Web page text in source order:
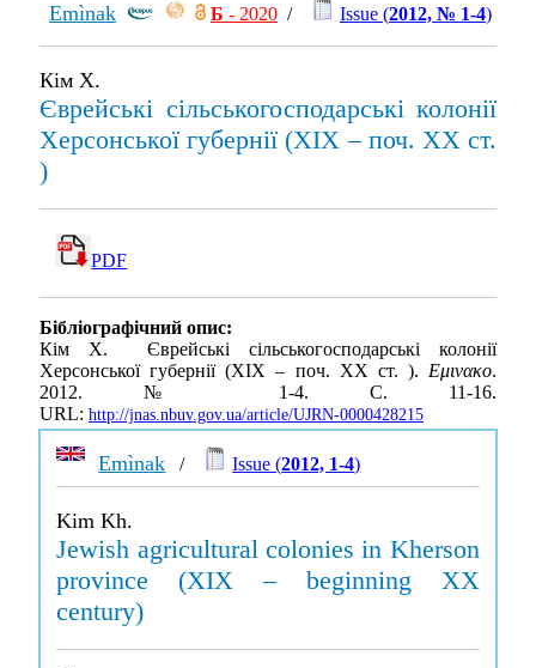
Emìnak Б - 2020 / Issue (2012, № 1-4)
Кім Х.
Єврейські сільськогосподарські колонії
Херсонської губернії (ХІХ – поч. XX ст.
)
PDF
Бібліографічний опис:
Кім Х. Єврейські сільськогосподарські колонії
Херсонської губернії (ХІХ – поч. XX ст. ). Εμινακο.
2012. № 1-4. С. 11-16.
URL: http://jnas.nbuv.gov.ua/article/UJRN-0000428215
Emìnak / Issue (2012, 1-4)
Kim Kh.
Jewish agricultural colonies in Kherson
province (XIX – beginning XX
century)